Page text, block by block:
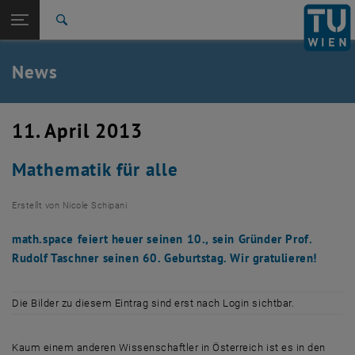
TU Login
Quicklinks
Quicklinks-Menü umschalten
Studium
Zurück: Subseiten von Aktuelles auflisten
Zurück zur letzten Ebene:
Aktuelles
News
News
11. April 2013
Mathematik für alle
Erstellt von Nicole Schipani
math.space feiert heuer seinen 10., sein Gründer Prof.
Rudolf Taschner seinen 60. Geburtstag. Wir gratulieren!
Die Bilder zu diesem Eintrag sind erst nach Login sichtbar.
Kaum einem anderen Wissenschaftler in Österreich ist es in den